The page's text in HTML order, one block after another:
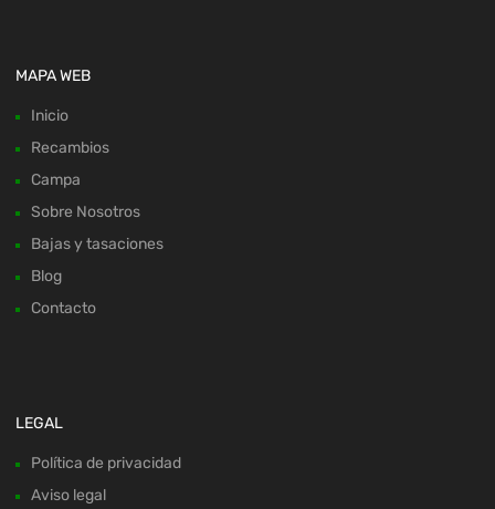
MAPA WEB
Inicio
Recambios
Campa
Sobre Nosotros
Bajas y tasaciones
Blog
Contacto
LEGAL
Política de privacidad
Aviso legal